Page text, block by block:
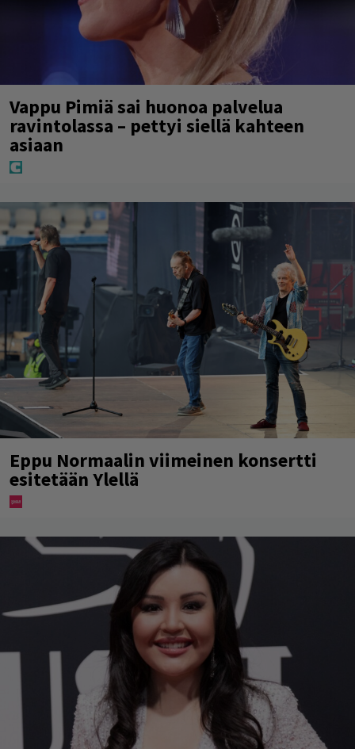
Vappu Pimiä sai huonoa palvelua
ravintolassa – pettyi siellä kahteen
asiaan
Eppu Normaalin viimeinen konsertti
esitetään Ylellä